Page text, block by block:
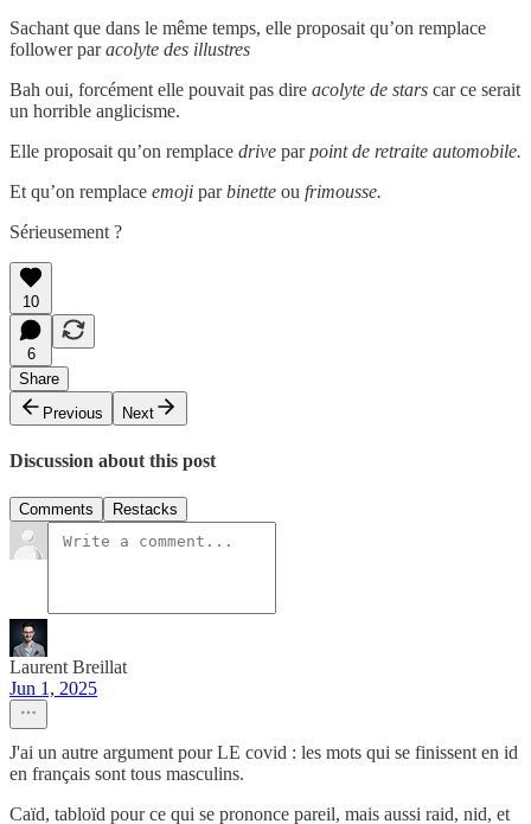
Sachant que dans le même temps, elle proposait qu’on remplace
follower paracolyte des illustres
Bah oui, forcément elle pouvait pas dire acolyte de stars car ce serait
un horrible anglicisme.
Elle proposait qu’on remplace drive parpoint de retraite automobile.
Et qu’on remplace emoji parbinette ou frimousse.
Sérieusement ?
10
6
Share
Previous
Next
Discussion about this post
Comments Restacks
Laurent Breillat
Jun 1, 2025
J'ai un autre argument pour LE covid : les mots qui se finissent en id
en français sont tous masculins.
Caïd, tabloïd pour ce qui se prononce pareil, mais aussi raid, nid, et